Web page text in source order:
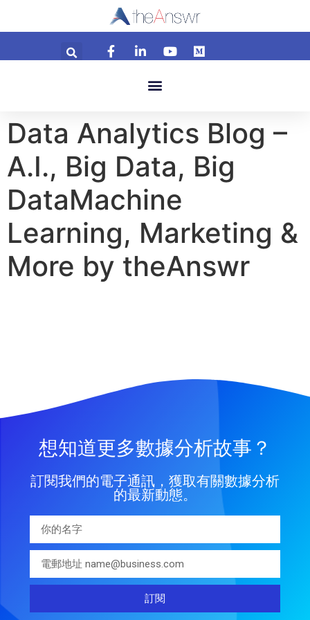
Data Analytics Blog –
A.I., Big Data, Big
DataMachine
Learning, Marketing &
More by theAnswr
想知道更多數據分析故事？
訂閱我們的電子通訊，獲取有關數據分析
的最新動態。
訂閱